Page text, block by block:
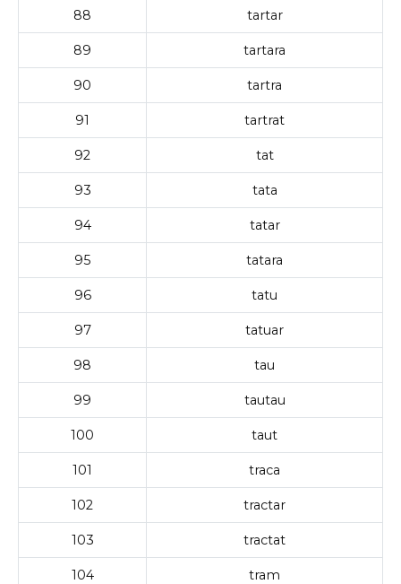
88 tartar
89 tartara
90 tartra
91 tartrat
92 tat
93 tata
94 tatar
95 tatara
96 tatu
97 tatuar
98 tau
99 tautau
100 taut
101 traca
102 tractar
103 tractat
104 tram